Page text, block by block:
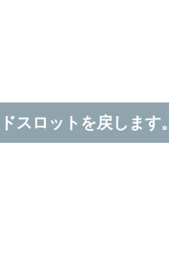
スロットを戻します。